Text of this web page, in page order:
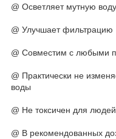
@ Осветляет мутную воду
@ Улучшает фильтрацию
@ Совместим с любыми
@ Практически не
воды
@ Не токсичен для
@ В рекомендованных